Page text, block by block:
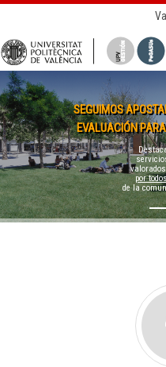
SEGUIMOS
EVALUACIÓN
por
de la